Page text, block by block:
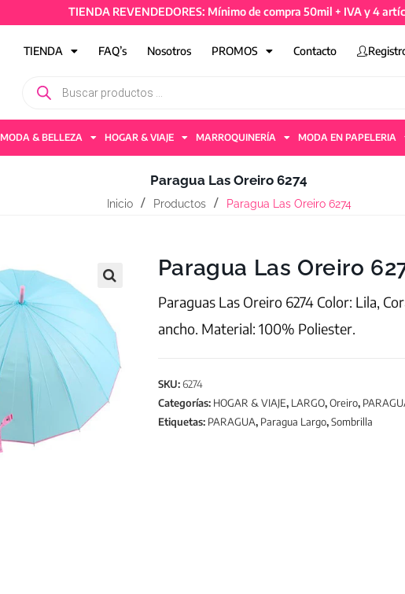
TIENDA REVENDEDORES: Mínimo de compra 50mil + IVA y 4
TIENDA FAQ’s Nosotros PROMOS Contacto
MODA & BELLEZA HOGAR & VIAJE MARROQUINERÍA MODA EN PAPELERIA
Paragua Las Oreiro 6274
Inicio Productos Paragua Las Oreiro 6274
Paragua Las Oreiro
Paraguas Las Oreiro 6274 Color: Lila,
ancho. Material: 100% Poliester.
SKU:6274
Categorías: HOGAR & VIAJE, LARGO,Oreiro,
Etiquetas: PARAGUA, Paragua Largo,Sombrilla